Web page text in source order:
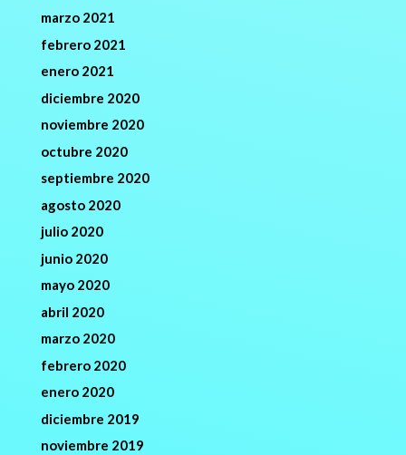
marzo 2021
febrero 2021
enero 2021
diciembre 2020
noviembre 2020
octubre 2020
septiembre 2020
agosto 2020
julio 2020
junio 2020
mayo 2020
abril 2020
marzo 2020
febrero 2020
enero 2020
diciembre 2019
noviembre 2019